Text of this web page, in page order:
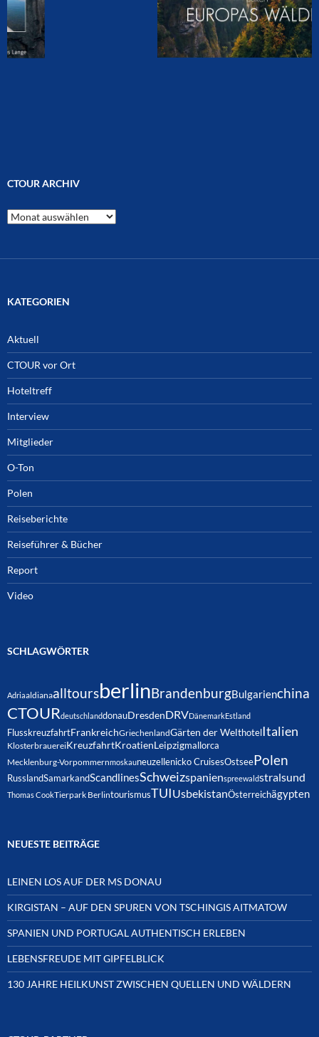
CTOUR ARCHIV
CTOUR
Archiv
KATEGORIEN
Aktuell
CTOUR vor Ort
Hoteltreff
Interview
Mitglieder
O-Ton
Polen
Reiseberichte
Reiseführer & Bücher
Report
Video
SCHLAGWÖRTER
AdriaaldianaalltoursberlinBrandenburgBulgarienchina
CTOURdeutschlanddonauDresdenDRVDänemarkEstland
FlusskreuzfahrtFrankreichGriechenlandGärten der Welthotel Italien
KlosterbrauereiKreuzfahrtKroatienLeipzigmallorca
Mecklenburg-Vorpommernmoskauneuzellenicko CruisesOstseePolen
RusslandSamarkandScandlinesSchweizspanienspreewaldstralsund
Thomas CookTierpark BerlintourismusTUIUsbekistanÖsterreichägypten
NEUESTE BEITRÄGE
LEINEN LOS AUF DER MS DONAU
KIRGISTAN – AUF DEN SPUREN VON TSCHINGIS AITMATOW
SPANIEN UND PORTUGAL AUTHENTISCH ERLEBEN
LEBENSFREUDE MIT GIPFELBLICK
130 JAHRE HEILKUNST ZWISCHEN QUELLEN UND WÄLDERN